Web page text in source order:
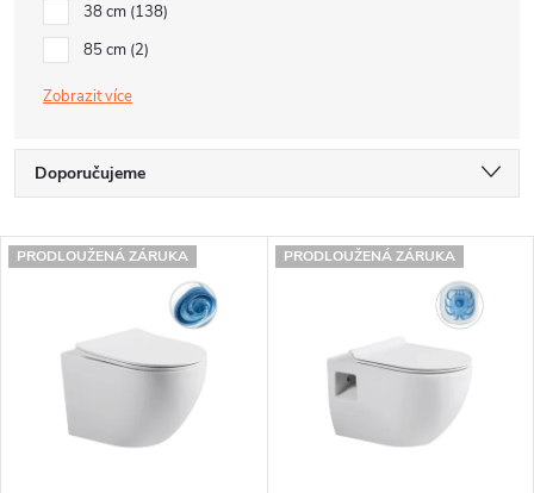
38 cm 138
85 cm 2
Zobrazit
Ř
z
Doporučujeme
Nejdražší
Abecedně
V
PRODLOUŽENÁ ZÁRUKA PRODLOUŽENÁ ZÁRUKA